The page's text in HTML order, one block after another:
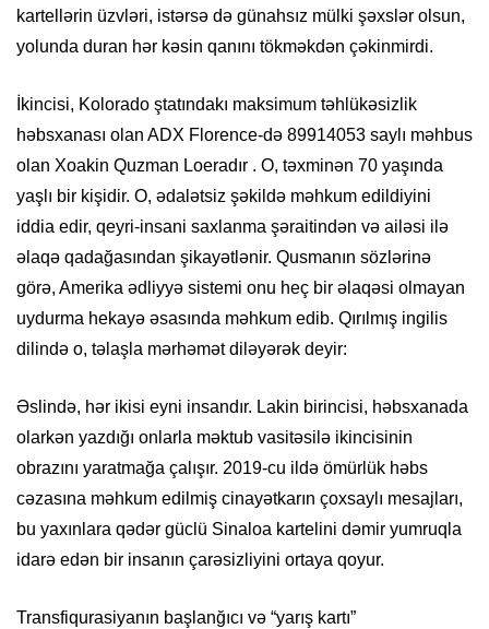
kartellərin üzvləri, istərsə də günahsız mülki şəxslər olsun,
yolunda duran hər kəsin qanını tökməkdən çəkinmirdi.
İkincisi, Kolorado ştatındakı maksimum təhlükəsizlik
həbsxanası olan ADX Florence-də 89914053 saylı məhbus
olan Xoakin Quzman Loeradır . O, təxminən 70 yaşında
yaşlı bir kişidir. O, ədalətsiz şəkildə məhkum edildiyini
iddia edir, qeyri-insani saxlanma şəraitindən və ailəsi ilə
əlaqə qadağasından şikayətlənir. Qusmanın sözlərinə
görə, Amerika ədliyyə sistemi onu heç bir əlaqəsi olmayan
uydurma hekayə əsasında məhkum edib. Qırılmış ingilis
dilində o, təlaşla mərhəmət diləyərək deyir:
Əslində, hər ikisi eyni insandır. Lakin birincisi, həbsxanada
olarkən yazdığı onlarla məktub vasitəsilə ikincisinin
obrazını yaratmağa çalışır. 2019-cu ildə ömürlük həbs
cəzasına məhkum edilmiş cinayətkarın çoxsaylı mesajları,
bu yaxınlara qədər güclü Sinaloa kartelini dəmir yumruqla
idarə edən bir insanın çarəsizliyini ortaya qoyur.
Transfiqurasiyanın başlanğıcı və “yarış kartı”